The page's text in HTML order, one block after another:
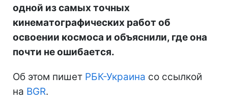
одной из самых точных
кинематографических работ об
освоении космоса и объяснили, где она
почти не ошибается.
Об этом пишет РБК-Украина со ссылкой
на BGR.